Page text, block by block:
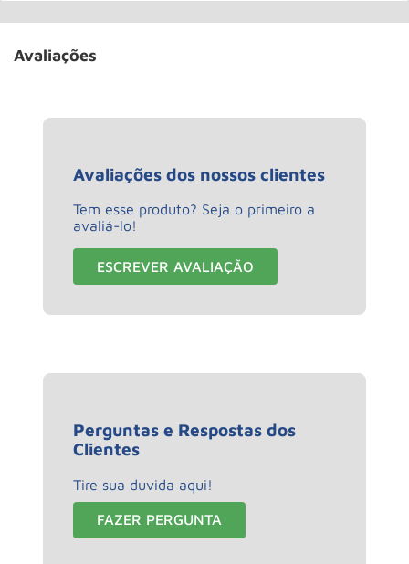
Avaliações
Avaliações dos nossos clientes
Tem esse produto? Seja o primeiro a
avaliá-lo!
ESCREVER AVALIAÇÃO
Perguntas e Respostas dos
Clientes
Tire sua duvida aqui!
FAZER PERGUNTA